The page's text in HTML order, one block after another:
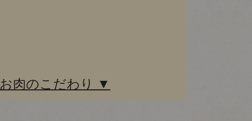
お肉のこだわり ▼